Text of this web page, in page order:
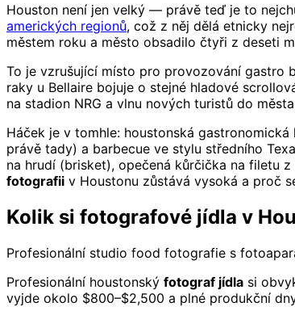
Houston není jen velký — právě teď je to
amerických regionů, což z něj dělá etnicky
městem roku a město obsadilo čtyři z deseti
To je vzrušující místo pro provozování gastro
raky u Bellaire bojuje o stejné hladové
na stadion NRG a vlnu nových turistů do
Háček je v tomhle: houstonská
právě tady) a barbecue ve stylu středního
na hrudí (brisket), opečená kůrčička na filetu
fotografii v Houstonu zůstává vysoká a proč
Kolik si fotografové jídla v
Profesionální studio food fotografie s
Profesionální houstonský fotograf jídla si
vyjde okolo $800–$2,500 a plné produkční